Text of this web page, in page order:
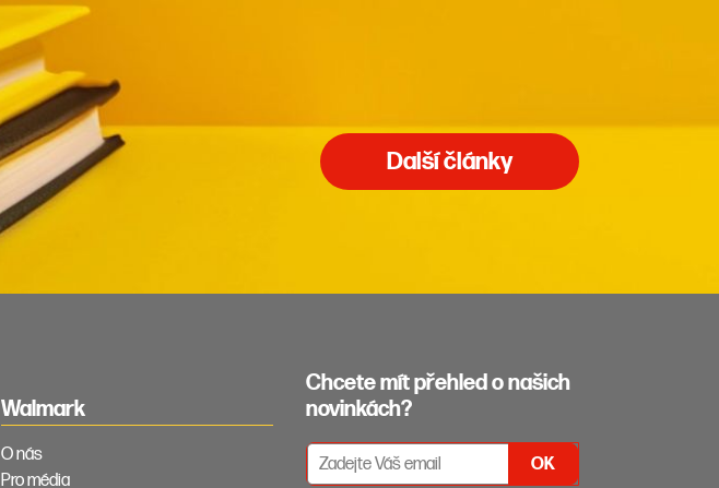
Další články
Walmark
O nás
Pro média
Chcete mít přehled o našich
novinkách?
PŘIHLÁŠENÍ K ODBĚRU NEWSLETTERŮ